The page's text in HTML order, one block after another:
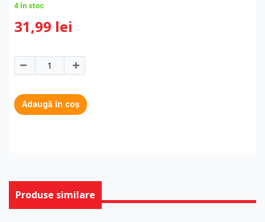
4 în stoc
31,99 lei
Adaugă în coș
Produse similare